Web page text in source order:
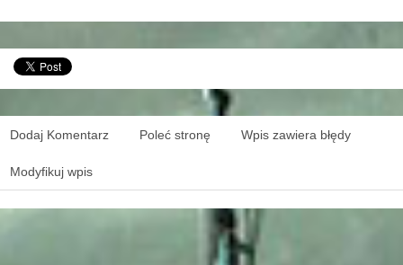
Dodaj Komentarz Poleć stronę Wpis zawiera błędy
Modyfikuj wpis